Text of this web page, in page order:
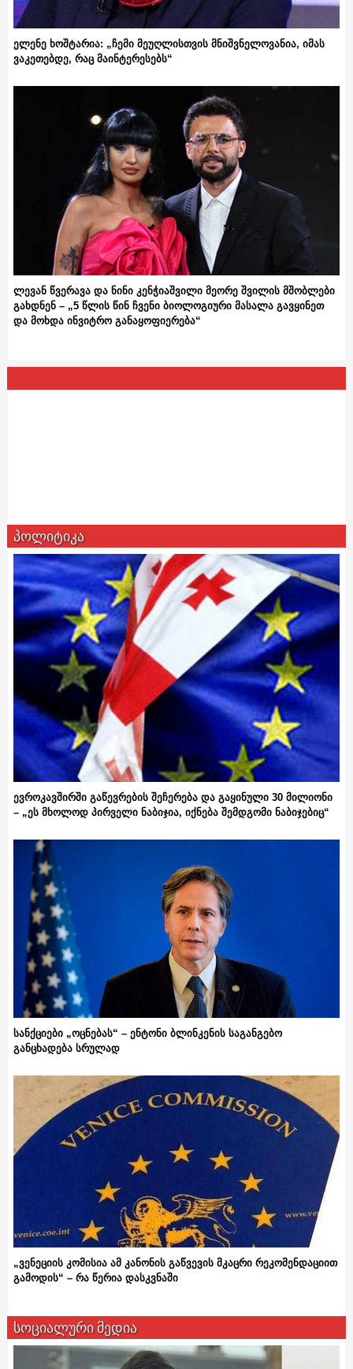
ელენე ხოშტარია: „ჩემი მეუღლისთვის მნიშვნელოვანია, იმას
ვაკეთებდე, რაც მაინტერესებს“
ლევან წვერავა და ნინი კენჭიაშვილი მეორე შვილის მშობლები
გახდნენ – „5 წლის წინ ჩვენი ბიოლოგიური მასალა გავყინეთ
და მოხდა ინვიტრო განაყოფიერება“
პოლიტიკა
ევროკავშირში გაწევრების შეჩერება და გაყინული 30 მილიონი
– „ეს მხოლოდ პირველი ნაბიჯია, იქნება შემდგომი ნაბიჯებიც“
სანქციები „ოცნებას“ – ენტონი ბლინკენის საგანგებო
განცხადება სრულად
„ვენეციის კომისია ამ კანონის გაწვევის მკაცრი რეკომენდაციით
გამოდის“ – რა წერია დასკვნაში
სოციალური მედია